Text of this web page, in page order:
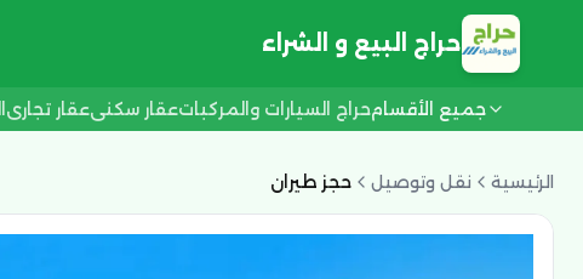
حراج البيع و الشراء
جميع الأقسامحراج السيارات والمركباتعقار سكنيعقار تجاري
الرئيسية نقل وتوصيل حجز طيران